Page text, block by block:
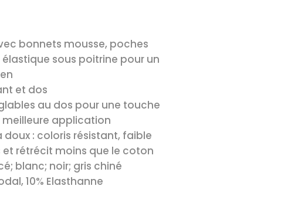
bonnets mousse, poches
sous poitrine pour un
et dos
au dos pour une touche
application
doux : coloris résistant, faible
rétrécit moins que le coton
blanc; noir; gris chiné
10% Elasthanne